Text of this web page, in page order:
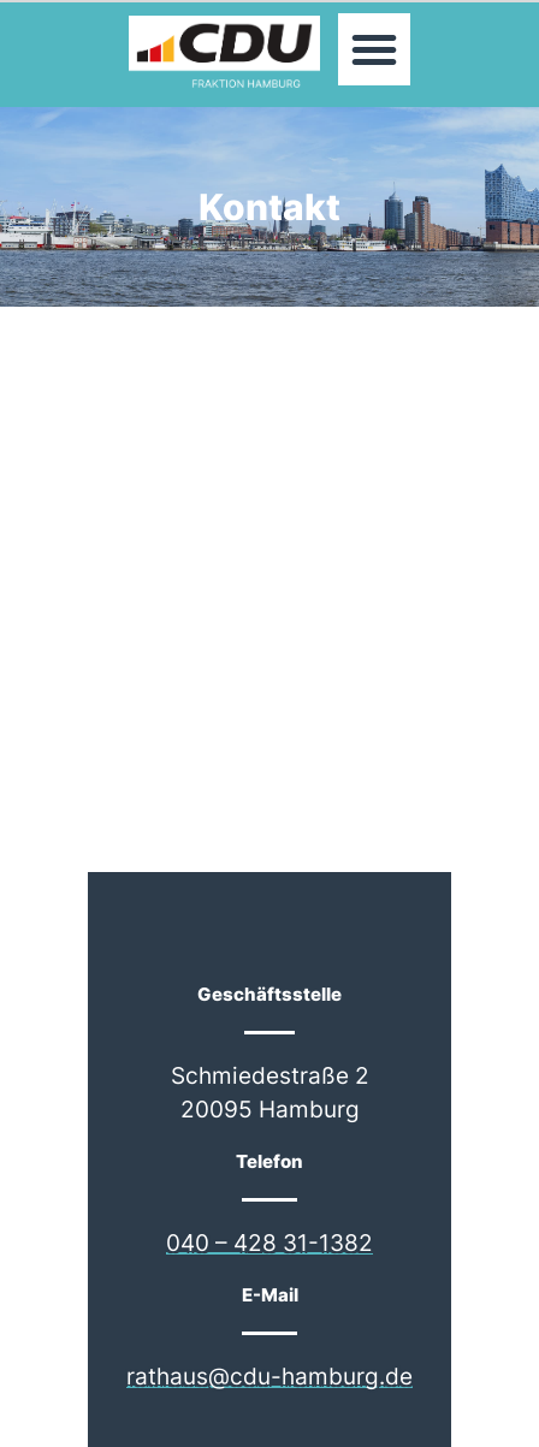
Kontakt
MOIN!
ABGEORDNETE
THEMEN
KONTAKT
PRESSE
Geschäftsstelle
Schmiedestraße 2
20095 Hamburg
Telefon
040 – 428 31-1382
E-Mail
rathaus@cdu-hamburg.de